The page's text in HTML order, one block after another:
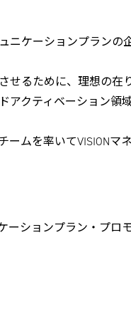
ニケーションプランの
せるために、理想の
クティベーション領域
ムを率いてVISIONマ
ーションプラン・プロ